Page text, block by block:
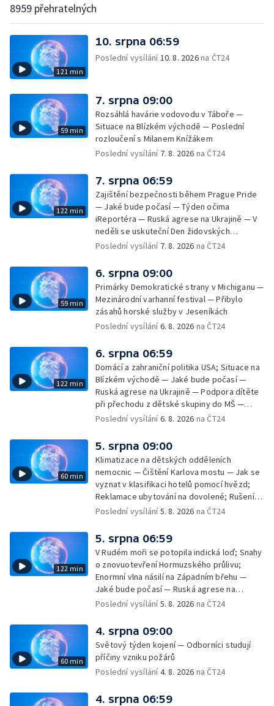
8959 přehratelných
121 min
10. srpna 06:59
Poslední vysílání 10. 8. 2026na ČT24
59 min
7. srpna 09:00
Rozsáhlá havárie vodovodu v Táboře —
Situace na Blízkém východě — Poslední
rozloučení s Milanem Knížákem
Poslední vysílání 7. 8. 2026 na ČT24
122 min
7. srpna 06:59
Zajištění bezpečnosti během Prague Pride
— Jaké bude počasí — Týden očima
iReportéra — Ruská agrese na Ukrajině — V
neděli se uskuteční Den židovských
památek — Vila Tugendhat slaví 25 let na
atletice 2026 — Výzkum: epidemie digitálních
závislostí je mýtus — Demolice vyhořelé
výškové budovy ve Zlíně
Poslední vysílání 7. 8. 2026 na ČT24
59 min
6. srpna 09:00
Primárky Demokratické strany v Michiganu —
Mezinárodní varhanní festival — Přibylo
zásahů horské služby v Jeseníkách
Poslední vysílání6. 8. 2026 na ČT24
122 min
6. srpna 06:59
Domácí a zahraniční politika USA; Situace na
Blízkém východě — Jaké bude počasí —
Ruská agrese na Ukrajině — Podpora dítěte
při přechodu z dětské skupiny do MŠ —
Filmové premiéry týdne — Dvě deci tuše v
rakovinu prsu
Poslední vysílání6. 8. 2026 na ČT24
60 min
5. srpna 09:00
Klimatizace na dětských odděleních
nemocnic — Čištění Karlova mostu — Jak se
vyznat v klasifikaci hotelů pomocí hvězd;
Reklamace ubytování na dovolené; Rušení
dovolené kvůli přírodním živlům; Práva
na dovolené v zahraničí; Platby a výběry na
dovolené v zahraničí — Těžba léčivé rašeliny
u Malé Morávky
Poslední vysílání5. 8. 2026 na ČT24
122 min
5. srpna 06:59
V Rudém moři se potopila indická loď; Snahy
o znovuotevření Hormuzského průlivu;
Enormní vlna násilí na Západním břehu —
Jaké bude počasí — Ruská agrese na
Ukrajině — Vliv veder na lidské orgány — Při
— Třem obcím na Brněnsku dočasně došla
pitná voda — SP v orientačním běhu v Česku
— Horko a požáry sužují Evropu — Rybářský
příměstský tábor
Poslední vysílání5. 8. 2026 na ČT24
60 min
4. srpna 09:00
Světový týden kojení — Odborníci studují
příčiny vzniku požárů
Poslední vysílání4. 8. 2026 na ČT24
4. srpna 06:59